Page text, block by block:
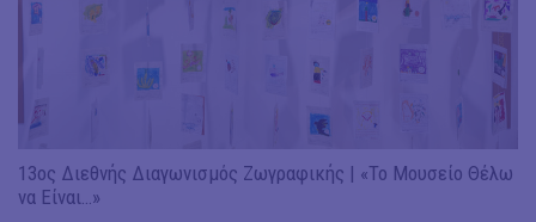
13ος Διεθνής Διαγωνισμός Ζωγραφικής | «Το Μουσείο Θέλω
να Είναι…»